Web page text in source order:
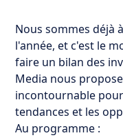
Nous sommes déjà
l'année, et c'est le
faire un bilan des
Media nous
incontournable
tendances et les
Au programme :